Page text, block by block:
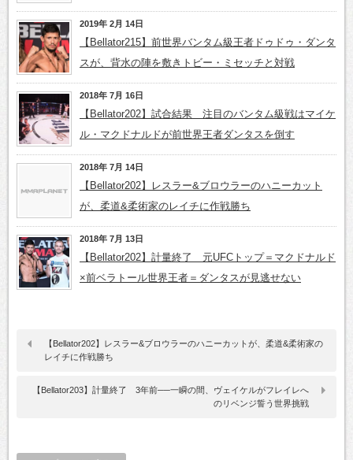
2019年 2月 14日
【Bellator215】前世界バンタム級王者ドゥドゥ・ダンタ
スが、背水の陣を敷きトビー・ミセッチと対戦
2018年 7月 16日
【Bellator202】試合結果 注目のバンタム級戦はマイケ
ル・マクドナルドが前世界王者ダンタスを倒す
2018年 7月 14日
【Bellator202】レスラー&ブロウラーのハニーカット
が、柔道&柔術家のレイチに作戦勝ち
2018年 7月 13日
【Bellator202】計量終了 元UFCトップ＝マクドナルド
×前ベラトール世界王者＝ダンタスが見逃せない
【Bellator202】レスラー&ブロウラーのハニーカットが、柔道&柔術家の
レイチに作戦勝ち
【Bellator203】計量終了 3年前──一瞬の間、ヴェイケルがフレイレへ
のリベンジ誓う世界挑戦